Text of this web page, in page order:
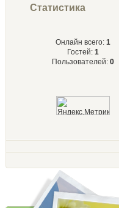
Статистика
Онлайн всего: 1
Гостей: 1
Пользователей: 0